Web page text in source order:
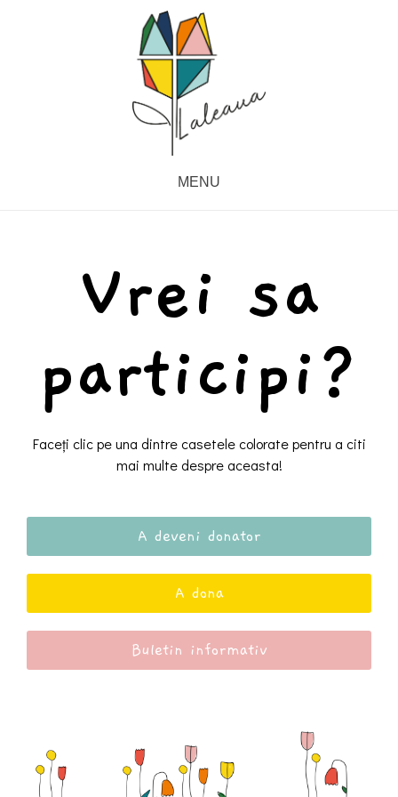
MENU
Vrei sa
participi?
Faceți clic pe una dintre casetele colorate pentru a citi
mai multe despre aceasta!
A deveni donator
A dona
Buletin informativ